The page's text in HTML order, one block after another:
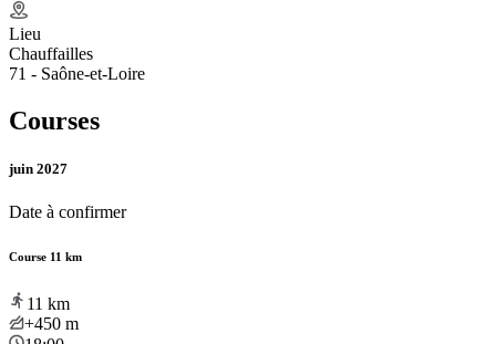
Lieu
Chauffailles
71 - Saône-et-Loire
Courses
juin 2027
Date à confirmer
Course 11 km
11 km
+450 m